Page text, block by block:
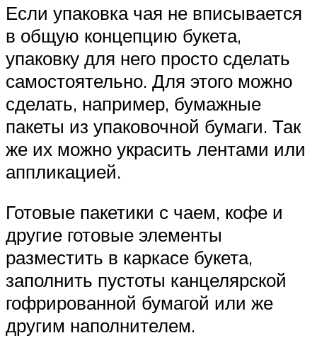
Если упаковка чая не вписывается
в общую концепцию букета,
упаковку для него просто сделать
самостоятельно. Для этого можно
сделать, например, бумажные
пакеты из упаковочной бумаги. Так
же их можно украсить лентами или
аппликацией.
Готовые пакетики с чаем, кофе и
другие готовые элементы
разместить в каркасе букета,
заполнить пустоты канцелярской
гофрированной бумагой или же
другим наполнителем.